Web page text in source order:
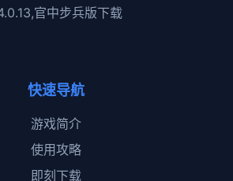
官中步兵版下载
快速导航
游戏简介
使用攻略
即刻下载